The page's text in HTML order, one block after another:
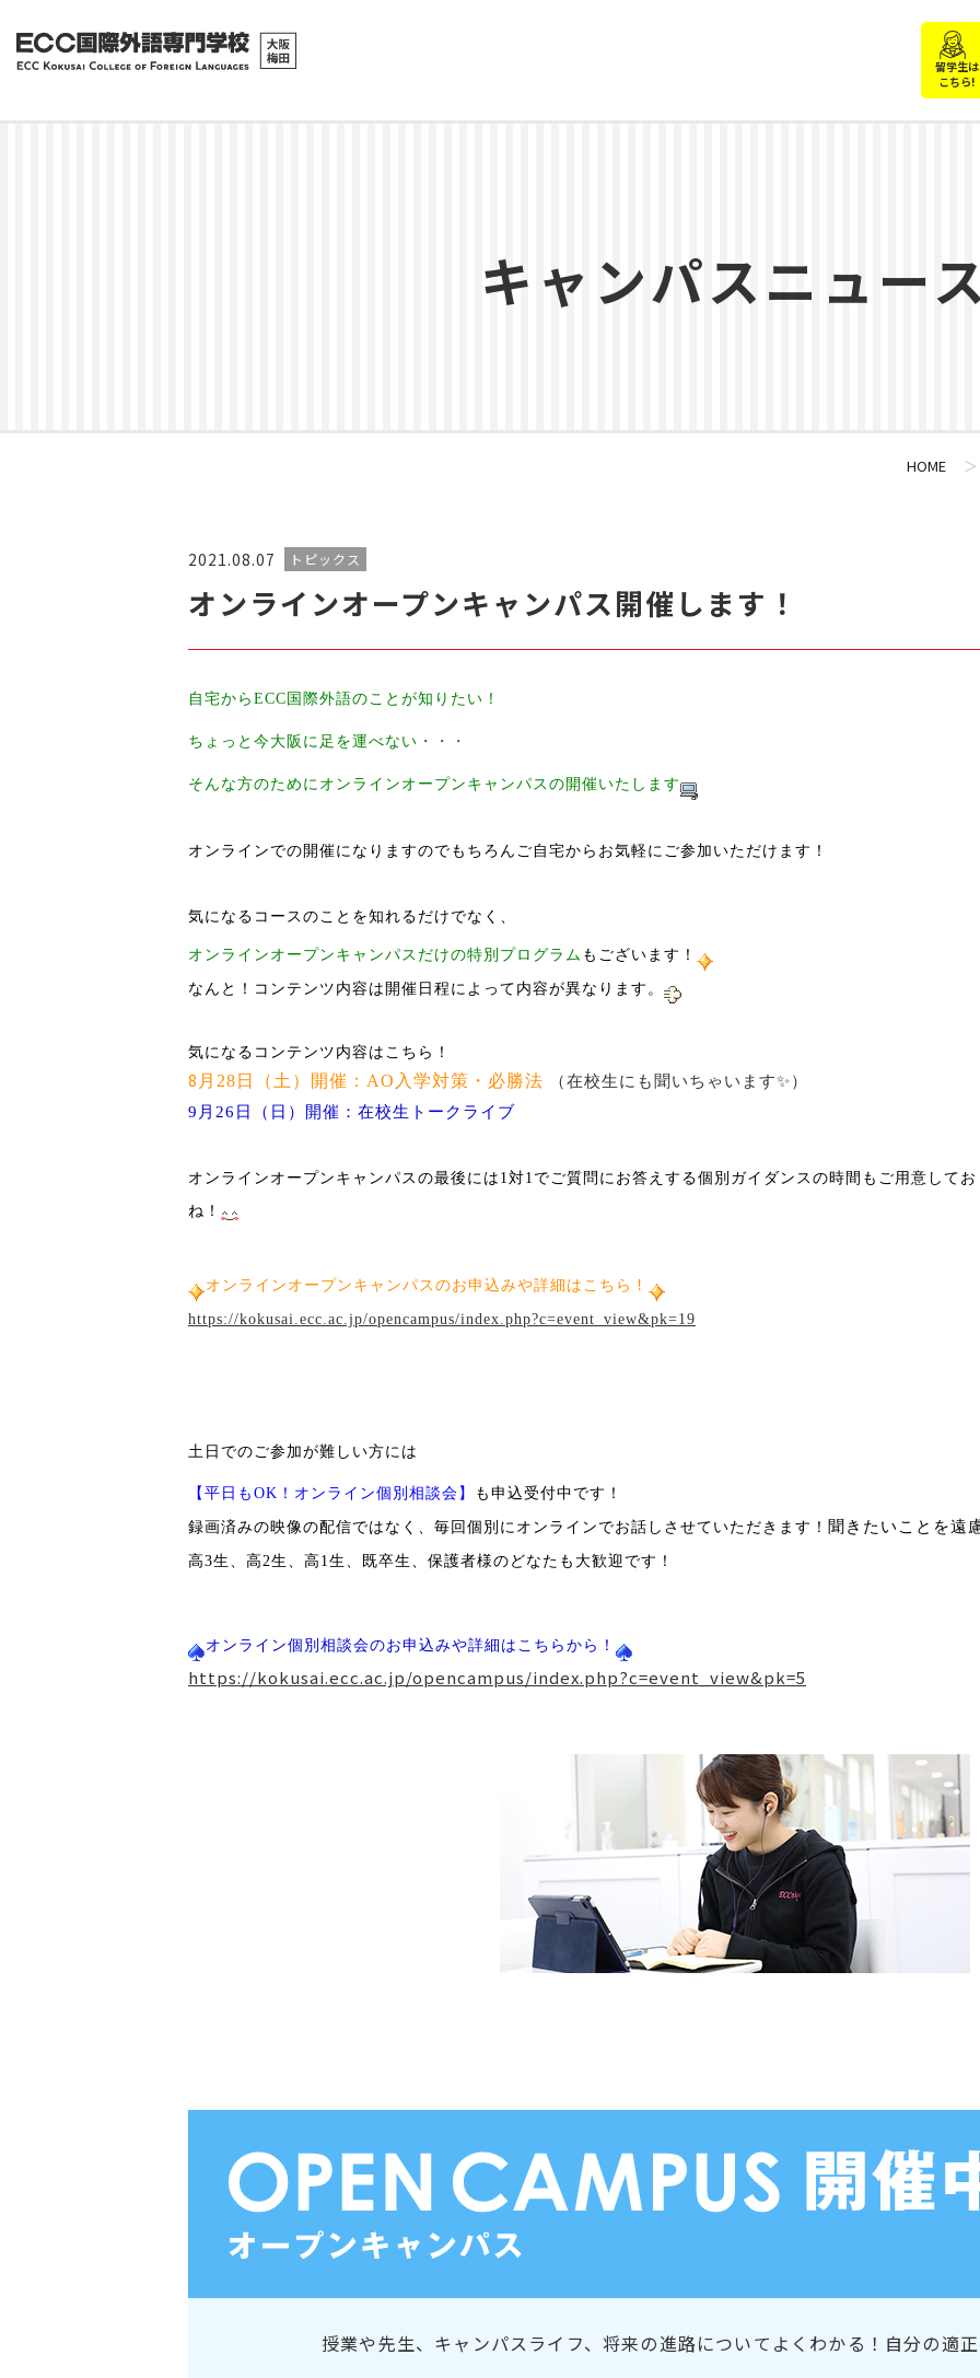
留学生は
こちら!
キャンパスニュー
HOME
2021.08.07 トピックス
オンラインオープンキャンパス開催します！
自宅からECC国際外語のことが知りたい！
ちょっと今大阪に足を運べない・・・
そんな方のためにオンラインオープンキャンパスの開催いたします
オンラインでの開催になりますのでもちろんご自宅からお気軽にご参加いただけます！
気になるコースのことを知れるだけでなく、
オンラインオープンキャンパスだけの特別プログラム もございます！
なんと！コンテンツ内容は開催日程によって内容が異なります。
気になるコンテンツ内容はこちら！
8 月28 日（土）開催： AO入学対策・必勝法 （在校生にも聞いちゃいます✨）
9 月26日（日）開催：在校生 トークライブ
オンラインオープンキャンパスの最後には 1 対1 でご質問にお答えする個別ガイダンスの時間もご用意して
ね！
オンラインオープンキャンパスのお申込みや詳細はこちら ！
https://kokusai.ecc.ac.jp/opencampus/index.php?c=event_view&pk=19
土日でのご参加が難しい方には
【平日も OK ！オンライン個別相談会 】 も申込受付中です！
録画済みの映像の配信ではなく、毎回個別にオンラインでお話しさせていただきます！ 聞きたいことを遠
高3生、高 2生、高 1 生、既卒生、保護者様のどなたも大歓迎です！
オンライン個別相談会のお申込みや詳細はこちらから！
https://kokusai.ecc.ac.jp/opencampus/index.php?c=event_view&pk=5
授業や先生、キャンパスライフ、将来の進路についてよくわかる！自分の適